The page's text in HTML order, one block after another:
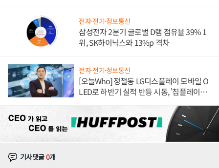
전자·전기·정보통신
삼성전자 2분기 글로벌 D램 점유율 39% 1
위, SK하이닉스와 13%p 격차
전자·전기·정보통신
[오늘Who] 정철동 LG디스플레이 모바일 O
LED로 하반기 실적 반등 시동, '칩플레이
기사댓글0개